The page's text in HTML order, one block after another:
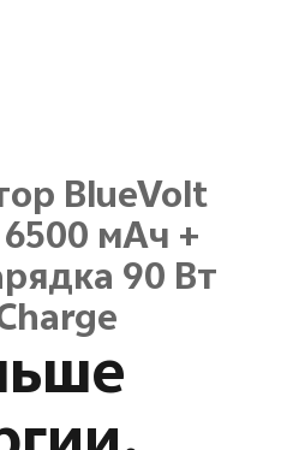
BlueVolt
мАч +
90 Вт